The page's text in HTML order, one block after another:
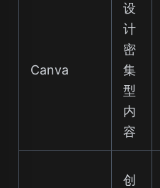
Canva
设
计
密
集
型
内
容
创